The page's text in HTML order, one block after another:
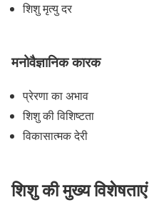
शिशु मृत्यु दर
मनोवैज्ञानिक कारक
प्रेरणा का अभाव
शिशु की विशिष्टता
विकासात्मक देरी
शिशु की मुख्य विशेषताएं